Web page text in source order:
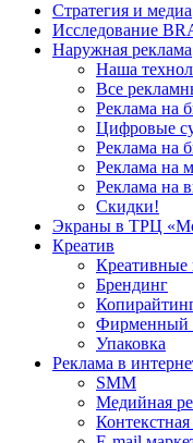
Стратегия и медиа
Исследование
Наружная реклама
Наша
Все
Реклама на
Цифровые
Реклама на
Реклама на
Реклама на
Скидки!
Экраны в ТРЦ
Креатив
Креативные
Брендинг
Фирменный
Упаковка
Реклама в
SMM
Медийная